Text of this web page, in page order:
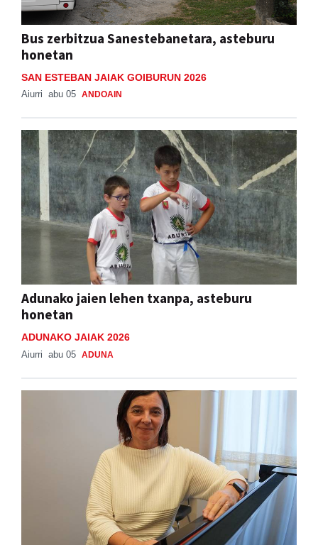
Bus zerbitzua Sanestebanetara, asteburu
honetan
SAN ESTEBAN JAIAK GOIBURUN 2026
Aiurri abu 05 ANDOAIN
Adunako jaien lehen txanpa, asteburu
honetan
ADUNAKO JAIAK 2026
Aiurri abu 05 ADUNA